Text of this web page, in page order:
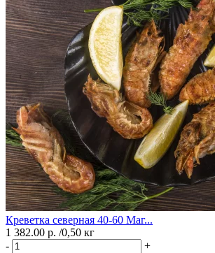
Креветка северная 40-60 Маг...
1 382.00 р. /0,50 кг
-
+